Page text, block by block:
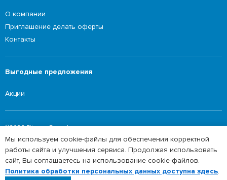
О компании
Приглашение делать оферты
Контакты
Выгодные предложения
Акции
©2026 Fitness Formula
Политика обработки персональных данных
Мы используем cookie-файлы для обеспечения корректной
работы сайта и улучшения сервиса. Продолжая использовать
сайт, Вы соглашаетесь на использование cookie-файлов.
Политика обработки персональных данных доступна здесь.